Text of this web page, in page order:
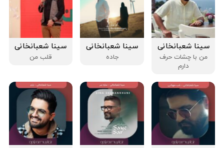
سینا شعبانخانی
من با چشات حرف
دارم
سینا شعبانخانی
جاده
سینا شعبانخانی
قلب من